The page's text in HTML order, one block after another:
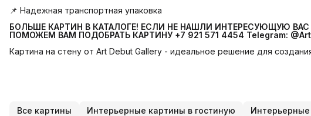
📌 Надежная транспортная упаковка
БОЛЬШЕ КАРТИН В КАТАЛОГЕ! ЕСЛИ НЕ НАШЛИ ИНТЕРЕСУЮЩУЮ
ПОМОЖЕМ ВАМ ПОДОБРАТЬ КАРТИНУ +7 921 571 4454 Telegram:
Картина на стену от Art Debut Gallery - идеальное решение для
Все картины Интерьерные картины в гостиную Интерьерные